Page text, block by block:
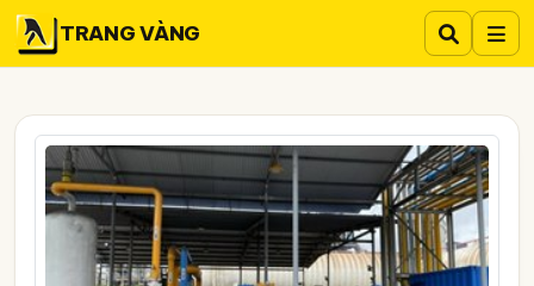
TRANG VÀNG